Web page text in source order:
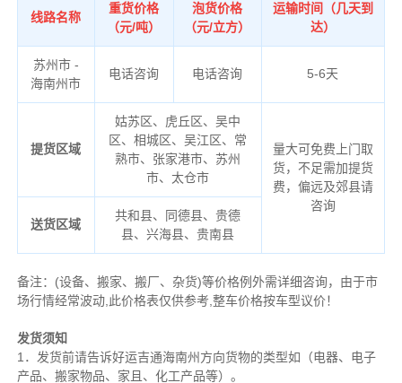
线路名称
重货价格
（元/吨）
泡货价格
（元/立方）
运输时间（几天到
达）
苏州市 -
海南州市
电话咨询 电话咨询 5-6天
提货区域
姑苏区、虎丘区、吴中
区、相城区、吴江区、常
熟市、张家港市、苏州
市、太仓市
量大可免费上门取
货，不足需加提货
费， 偏远及郊县请
咨询
送货区域
共和县、同德县、贵德
县、兴海县、贵南县
备注： (设备、搬家、搬厂、杂货)等价格例外需详细咨询，由于市
场行情经常波动,此价格表仅供参考,整车价格按车型议价！
发货须知
1．发货前请告诉好运吉通海南州方向货物的类型如（电器、电子
产品、搬家物品、家且、化工产品等）。